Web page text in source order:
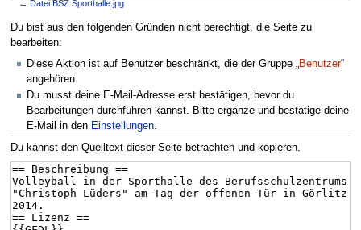
← Datei:BSZ Sporthalle.jpg
Zur
Navigation
springen
Zur
Suche
springen
Du bist aus den folgenden Gründen nicht berechtigt, die Seite zu
bearbeiten:
Diese Aktion ist auf Benutzer beschränkt, die der Gruppe „
Benutzer“
angehören.
Du musst deine E-Mail-Adresse erst bestätigen, bevor du
Bearbeitungen durchführen kannst. Bitte ergänze und bestätige deine
E-Mail in den Einstellungen
Du kannst den Quelltext dieser Seite betrachten und kopieren.